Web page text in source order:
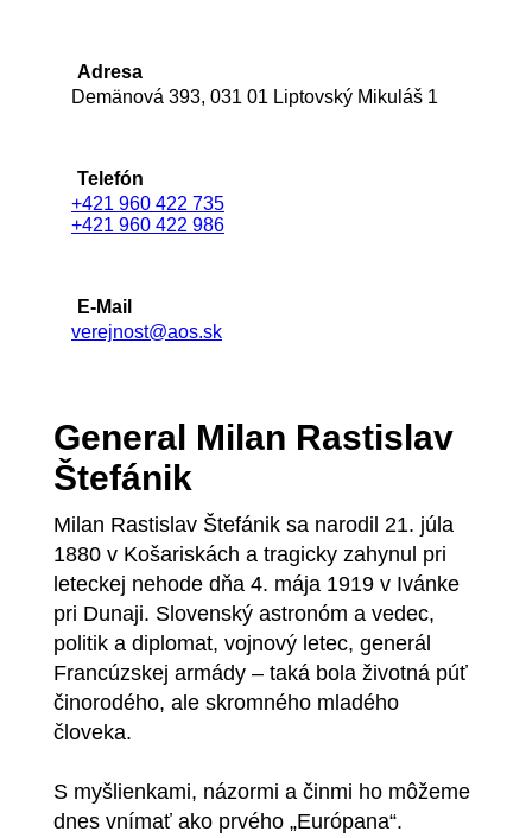
Adresa
Demänová 393, 031 01 Liptovský Mikuláš 1
Telefón
+421 960 422 735
+421 960 422 986
E-Mail
verejnost@aos.sk
General Milan Rastislav
Štefánik
Milan Rastislav Štefánik sa narodil 21. júla
1880 v Košariskách a tragicky zahynul pri
leteckej nehode dňa 4. mája 1919 v Ivánke
pri Dunaji. Slovenský astronóm a vedec,
politik a diplomat, vojnový letec, generál
Francúzskej armády – taká bola životná púť
činorodého, ale skromného mladého
človeka.
S myšlienkami, názormi a činmi ho môžeme
dnes vnímať ako prvého „Európana“.